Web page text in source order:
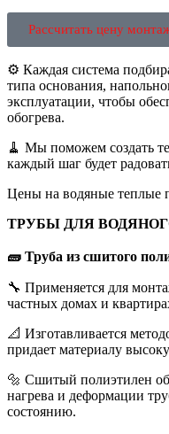
Рассчитать цену
⚙️ Каждая система
типа основания,
эксплуатации, чтобы
обогрева.
🧹 Мы поможем создать
каждый шаг будет
Цены на водяные теплые
ТРУБЫ ДЛЯ
🧱 Труба из сшитого
🔧 Применяется для
частных домах и
📐 Изготавливается
придает материалу
🔩 Сшитый полиэтилен
нагрева и деформации
состоянию.